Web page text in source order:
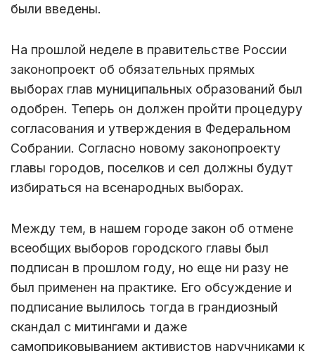
были введены.
На прошлой неделе в правительстве России
законопроект об обязательных прямых
выборах глав муниципальных образований был
одобрен. Теперь он должен пройти процедуру
согласования и утверждения в Федеральном
Собрании. Согласно новому законопроекту
главы городов, поселков и сел должны будут
избираться на всенародных выборах.
Между тем, в нашем городе закон об отмене
всеобщих выборов городского главы был
подписан в прошлом году, но еще ни разу не
был применен на практике. Его обсуждение и
подписание вылилось тогда в грандиозный
скандал с митингами и даже
самоприковыванием активистов наручниками к